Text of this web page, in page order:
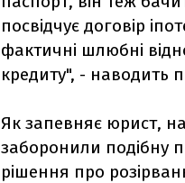
посвідчує договір
фактичні шлюбні
кредиту", - наводить
Як запевняє юрист,
заборонили подібну
рішення про